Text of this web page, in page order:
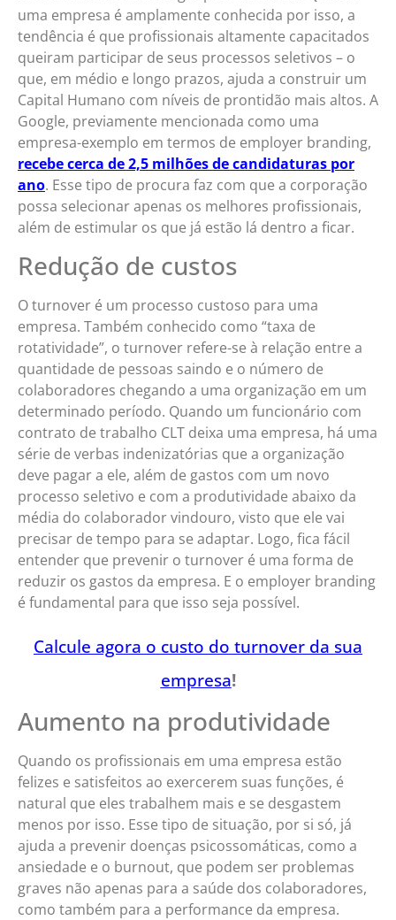
uma empresa é amplamente conhecida por isso, a
tendência é que profissionais altamente capacitados
queiram participar de seus processos seletivos – o
que, em médio e longo prazos, ajuda a construir um
Capital Humano com níveis de prontidão mais altos. A
Google, previamente mencionada como uma
empresa-exemplo em termos de employer branding,
recebe cerca de 2,5 milhões de candidaturas por
ano. Esse tipo de procura faz com que a corporação
possa selecionar apenas os melhores profissionais,
além de estimular os que já estão lá dentro a ficar.
Redução de custos
O turnover é um processo custoso para uma
empresa. Também conhecido como “taxa de
rotatividade”, o turnover refere-se à relação entre a
quantidade de pessoas saindo e o número de
colaboradores chegando a uma organização em um
determinado período. Quando um funcionário com
contrato de trabalho CLT deixa uma empresa, há uma
série de verbas indenizatórias que a organização
deve pagar a ele, além de gastos com um novo
processo seletivo e com a produtividade abaixo da
média do colaborador vindouro, visto que ele vai
precisar de tempo para se adaptar. Logo, fica fácil
entender que prevenir o turnover é uma forma de
reduzir os gastos da empresa. E o employer branding
é fundamental para que isso seja possível.
Calcule agora o custo do turnover da sua
empresa!
Aumento na produtividade
Quando os profissionais em uma empresa estão
felizes e satisfeitos ao exercerem suas funções, é
natural que eles trabalhem mais e se desgastem
menos por isso. Esse tipo de situação, por si só, já
ajuda a prevenir doenças psicossomáticas, como a
ansiedade e o burnout, que podem ser problemas
graves não apenas para a saúde dos colaboradores,
como também para a performance da empresa.